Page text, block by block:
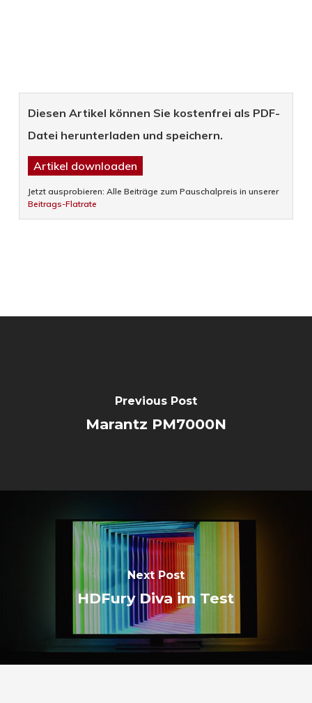
Diesen Artikel können Sie kostenfrei als PDF-
Datei herunterladen und speichern.
Artikel downloaden
Jetzt ausprobieren: Alle Beiträge zum Pauschalpreis in unserer
Beitrags-Flatrate
Previous Post
Marantz PM7000N
Next Post
HDFury Diva im Test